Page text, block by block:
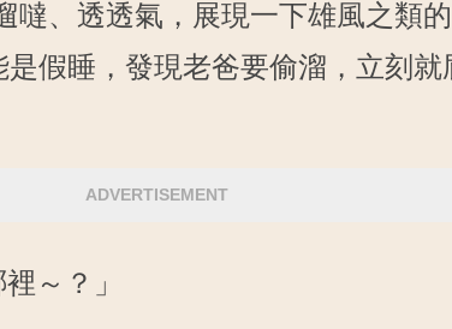
噠、透透氣，展現一下雄風之類
假睡，發現老爸要偷溜，立刻就
ADVERTISEMENT
～？」